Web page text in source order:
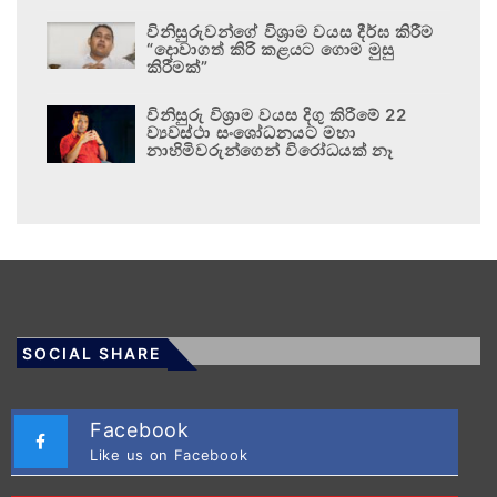
විනිසුරුවන්ගේ විශ්‍රාම වයස දීර්ඝ කිරීම
“දොවාගත් කිරි කළයට ගොම මුසු
කිරීමක්”
විනිසුරු විශ්‍රාම වයස දිගු කිරීමේ 22
ව්‍යවස්ථා සංශෝධනයට මහා
නාහිමිවරුන්ගෙන් විරෝධයක් නෑ
SOCIAL SHARE
Facebook
Like us on Facebook